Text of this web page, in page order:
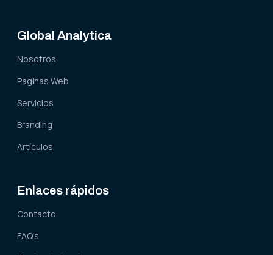
Global Analytica
Nosotros
Paginas Web
Servicios
Branding
Artículos
Enlaces rápidos
Contacto
FAQ's